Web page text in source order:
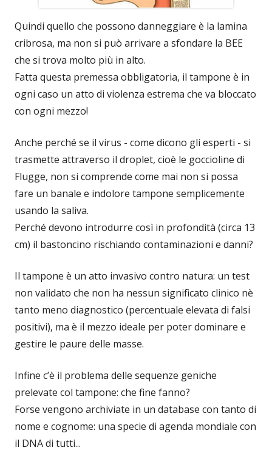
Quindi quello che possono danneggiare è la lamina
cribrosa, ma non si può arrivare a sfondare la BEE
che si trova molto più in alto.
Fatta questa premessa obbligatoria, il tampone è in
ogni caso un atto di violenza estrema che va bloccato
con ogni mezzo!
Anche perché se il virus - come dicono gli esperti - si
trasmette attraverso il droplet, cioè le goccioline di
Flugge, non si comprende come mai non si possa
fare un banale e indolore tampone semplicemente
usando la saliva.
Perché devono introdurre così in profondità (circa 13
cm) il bastoncino rischiando contaminazioni e danni?
Il tampone è un atto invasivo contro natura: un test
non validato che non ha nessun significato clinico nè
tanto meno diagnostico (percentuale elevata di falsi
positivi), ma è il mezzo ideale per poter dominare e
gestire le paure delle masse.
Infine c’è il problema delle sequenze geniche
prelevate col tampone: che fine fanno?
Forse vengono archiviate in un database con tanto di
nome e cognome: una specie di agenda mondiale con
il DNA di tutti...